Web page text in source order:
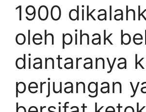
1900
oleh pihak
diantaranya
perjuangan